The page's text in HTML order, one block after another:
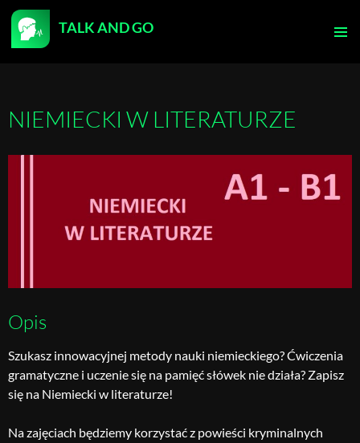
TALK AND GO
PRZEJDŹ
DO
NIEMIECKI W LITERATURZE
Opis
Szukasz innowacyjnej metody nauki niemieckiego? Ćwiczenia
gramatyczne i uczenie się na pamięć słówek nie działa? Zapisz
się na Niemiecki w literaturze!
Na zajęciach będziemy korzystać z powieści kryminalnych